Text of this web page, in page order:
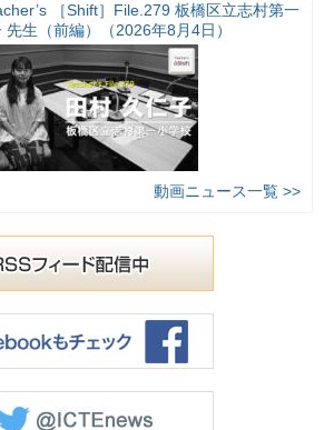
［Shift］File.279 板橋区立志村第一
生（前編）（2026年8月4日）
動画ニュース一覧 >>